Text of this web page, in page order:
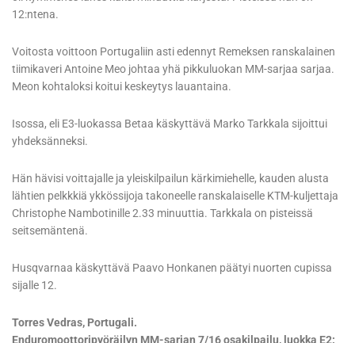
12:ntena.
Voitosta voittoon Portugaliin asti edennyt Remeksen ranskalainen
tiimikaveri Antoine Meo johtaa yhä pikkuluokan MM-sarjaa sarjaa.
Meon kohtaloksi koitui keskeytys lauantaina.
Isossa, eli E3-luokassa Betaa käskyttävä Marko Tarkkala sijoittui
yhdeksänneksi.
Hän hävisi voittajalle ja yleiskilpailun kärkimiehelle, kauden alusta
lähtien pelkkkiä ykkössijoja takoneelle ranskalaiselle KTM-kuljettaja
Christophe Nambotinille 2.33 minuuttia. Tarkkala on pisteissä
seitsemäntenä.
Husqvarnaa käskyttävä Paavo Honkanen päätyi nuorten cupissa
sijalle 12.
Torres Vedras, Portugali.
Enduromoottoripyöräilyn MM-sarjan 7/16 osakilpailu, luokka E2: